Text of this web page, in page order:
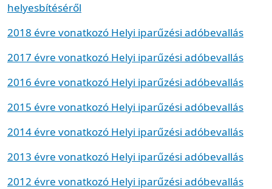
helyesbítéséről
2018 évre vonatkozó Helyi iparűzési adóbevallás
2017 évre vonatkozó Helyi iparűzési adóbevallás
2016 évre vonatkozó Helyi iparűzési adóbevallás
2015 évre vonatkozó Helyi iparűzési adóbevallás
2014 évre vonatkozó Helyi iparűzési adóbevallás
2013 évre vonatkozó Helyi iparűzési adóbevallás
2012 évre vonatkozó Helyi iparűzési adóbevallás